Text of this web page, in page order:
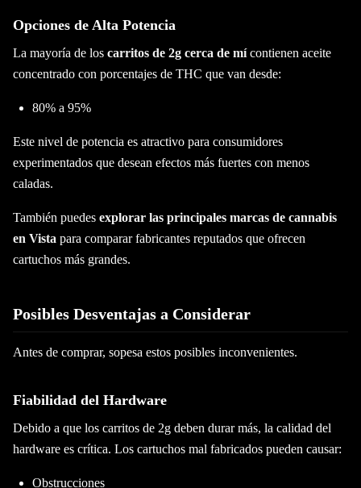
Opciones de Alta Potencia
La mayoría de los carritos de 2g cerca de mícontienen aceite
concentrado con porcentajes de THC que van desde:
80% a 95%
Este nivel de potencia es atractivo para consumidores
experimentados que desean efectos más fuertes con menos
caladas.
También puedes explorar las principales marcas de cannabis
en Vista para comparar fabricantes reputados que ofrecen
cartuchos más grandes.
Posibles Desventajas a Considerar
Antes de comprar, sopesa estos posibles inconvenientes.
Fiabilidad del Hardware
Debido a que los carritos de 2g deben durar más, la calidad del
hardware es crítica. Los cartuchos mal fabricados pueden causar:
Obstrucciones